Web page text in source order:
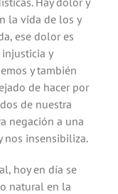
la vida de los y
ese dolor es
y
y también
de hacer por
de nuestra
negación a una
nos insensibiliza.
hoy en día se
natural en la